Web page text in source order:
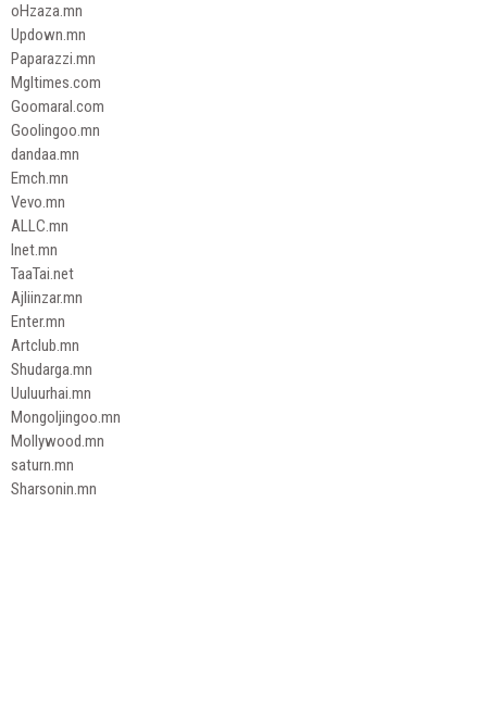
oHzaza.mn
Updown.mn
Paparazzi.mn
Mgltimes.com
Goomaral.com
Goolingoo.mn
dandaa.mn
Emch.mn
Vevo.mn
ALLC.mn
Inet.mn
TaaTai.net
Ajliinzar.mn
Enter.mn
Artclub.mn
Shudarga.mn
Uuluurhai.mn
Mongoljingoo.mn
Mollywood.mn
saturn.mn
Sharsonin.mn